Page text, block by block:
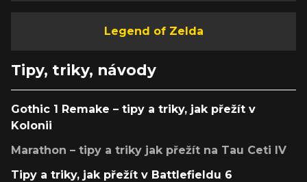
Legend of Zelda
Tipy, triky, návody
Gothic 1 Remake – tipy a triky, jak přežít v
Kolonii
Marathon – tipy a triky jak přežít na Tau Ceti IV
Tipy a triky, jak přežít v Battlefieldu 6